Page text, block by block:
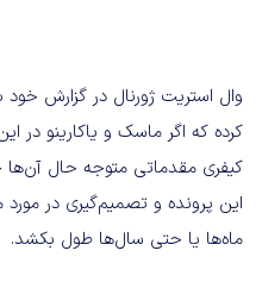
وال استریت ژورنال در گزارش خود
کرده که اگر ماسک و یاکارینو در
کیفری مقدماتی متوجه حال آن‌ها
این پرونده و تصمیم‌گیری در
ماه‌ها یا حتی سال‌ها طول بکشد.